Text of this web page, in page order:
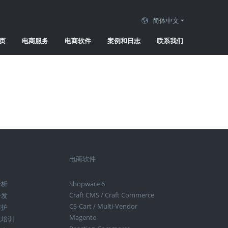
简体中文
电商服务 电商软件 案例和日志 联系我们
训
电商软件
Shopware 6
Craft CMS / Craft Commerce
CS-Cart / Multi-Vendor
Magento